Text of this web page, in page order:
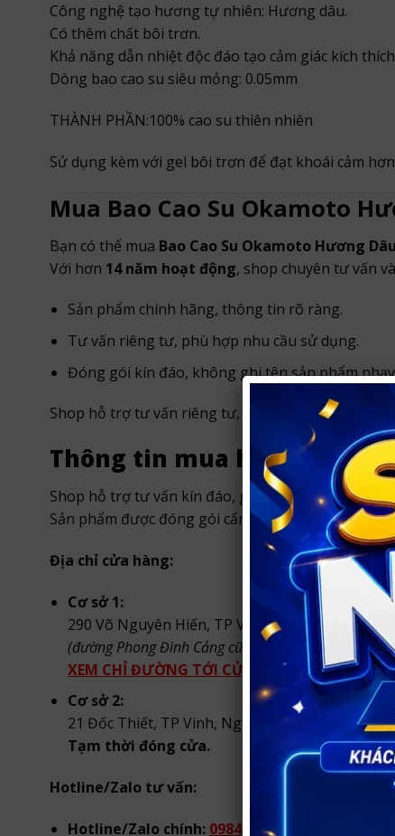
Công nghệ tạo hương tự nhiên: Hương dâu.
Có thêm chất bôi trơn.
Khả năng dẫn nhiệt độc đáo tạo cảm giác kích
Dòng bao cao su siêu mỏng: 0.05mm
THÀNH PHẦN:100% cao su thiên nhiên
Sử dụng kèm với gel bôi trơn để đạt khoái cảm
Mua Bao Cao Su Okamoto
Bạn có thể mua Bao Cao Su Okamoto Hương
Với hơn 14 năm hoạt động, shop chuyên tư vấn
Sản phẩm chính hãng, thông tin rõ ràng.
Tư vấn riêng tư, phù hợp nhu cầu sử dụng.
Đóng gói kín đáo, không ghi tên sản phẩm
Shop hỗ trợ tư vấn riêng tư, giao hàng nhanh tại
Thông tin mua hàng tại
Shop hỗ trợ tư vấn kín đáo, giao hàng nhanh trong
Sản phẩm được đóng gói cẩn thận, bảo mật
Địa chỉ cửa hàng:
Cơ sở 1:
290 Võ Nguyên Hiến, TP Vinh, Nghệ An
(đường Phong Đình Cảng cũ, TP. Vinh) .
XEM CHỈ ĐƯỜNG TỚI CỬA HÀNG
Cơ sở 2:
21 Đốc Thiết, TP Vinh, Nghệ An.
Tạm thời đóng cửa.
Hotline/Zalo tư vấn:
Hotline/Zalo chính: 0984 904 269